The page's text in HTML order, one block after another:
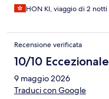
HON KI, viaggio di 2 notti
Recensione verificata
10/10 Eccezionale
9 maggio 2026
Traduci con Google